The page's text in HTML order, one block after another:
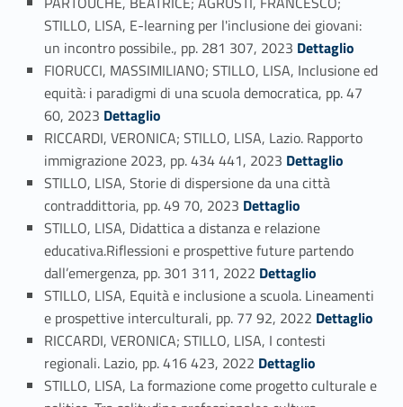
STILLO, LISA, E-learning per l'inclusione dei giovani:
un incontro possibile., pp. 281 307, 2023 Link identifier #identifier_person_134649-47
Dettaglio
FIORUCCI, MASSIMILIANO; STILLO, LISA, Inclusione ed
equità: i paradigmi di una scuola democratica, pp. 47
60, 2023 Link identifier #identifier_person_198242-48
Dettaglio
RICCARDI, VERONICA; STILLO, LISA, Lazio. Rapporto
immigrazione 2023, pp. 434 441, 2023 Link identifier #identifier_person_115137-49
Dettaglio
STILLO, LISA, Storie di dispersione da una città
contraddittoria, pp. 49 70, 2023 Link identifier #identifier_person_114754-50
Dettaglio
STILLO, LISA, Didattica a distanza e relazione
educativa.Riflessioni e prospettive future partendo
dall’emergenza, pp. 301 311, 2022 Link identifier #identifier_person_105802-51
Dettaglio
STILLO, LISA, Equità e inclusione a scuola. Lineamenti
e prospettive interculturali, pp. 77 92, 2022 Link identifier #identifier_person_16862-52
Dettaglio
RICCARDI, VERONICA; STILLO, LISA, I contesti
regionali. Lazio, pp. 416 423, 2022 Link identifier #identifier_person_152697-53
Dettaglio
STILLO, LISA, La formazione come progetto culturale e